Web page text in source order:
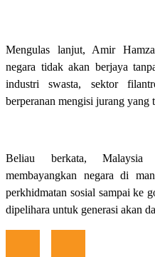
Mengulas lanjut, Amir
negara tidak akan berjaya
industri swasta, sektor
berperanan mengisi jurang yang
Beliau berkata,
membayangkan negara di
perkhidmatan sosial sampai ke
dipelihara untuk generasi akan